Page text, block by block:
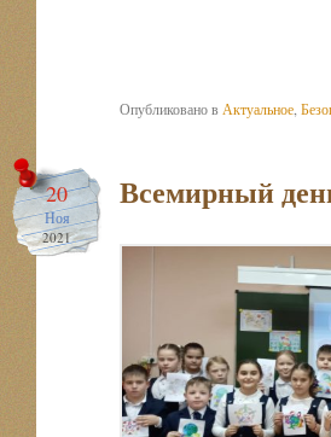
Опубликовано в Актуальное
20
Ноя
2021
Всемирный